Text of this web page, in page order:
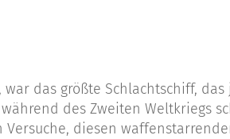
das größte Schlachtschiff,
des Zweiten Weltkriegs
diesen